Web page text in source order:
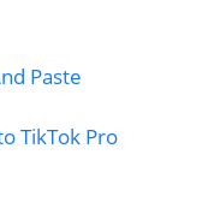
Paste
TikTok Pro